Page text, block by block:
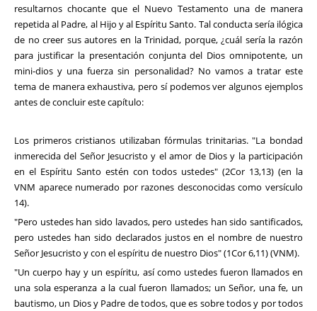
resultarnos chocante que el Nuevo Testamento una de manera
repetida al Padre, al Hijo y al Espíritu Santo. Tal conducta sería ilógica
de no creer sus autores en la Trinidad, porque, ¿cuál sería la razón
para justificar la presentación conjunta del Dios omnipotente, un
mini-dios y una fuerza sin personalidad? No vamos a tratar este
tema de manera exhaustiva, pero sí podemos ver algunos ejemplos
antes de concluir este capítulo:
Los primeros cristianos utilizaban fórmulas trinitarias. "La bondad
inmerecida del Señor Jesucristo y el amor de Dios y la participación
en el Espíritu Santo estén con todos ustedes" (2Cor 13,13) (en la
VNM aparece numerado por razones desconocidas como versículo
14).
"Pero ustedes han sido lavados, pero ustedes han sido santificados,
pero ustedes han sido declarados justos en el nombre de nuestro
Señor Jesucristo y con el espíritu de nuestro Dios" (1Cor 6,11) (VNM).
"Un cuerpo hay y un espíritu, así como ustedes fueron llamados en
una sola esperanza a la cual fueron llamados; un Señor, una fe, un
bautismo, un Dios y Padre de todos, que es sobre todos y por todos